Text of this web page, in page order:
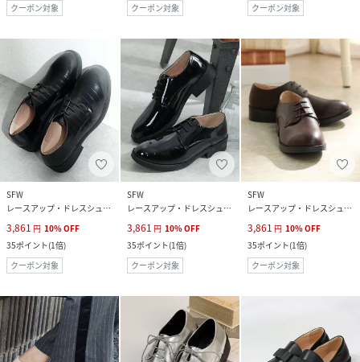
クーポン対象
クーポン対象
クーポン対象
SFW
レースアップ・ドレスシューズ
3,861 円 10%OFF
35ポイント(1倍)
クーポン対象
SFW
レースアップ・ドレスシューズ
3,861 円 10%OFF
35ポイント(1倍)
クーポン対象
SFW
レースアップ・ドレスシューズ
3,861 円 10%OFF
35ポイント(1倍)
クーポン対象